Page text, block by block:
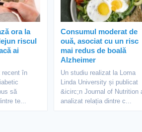
ora la
riscul
ai
recent în
să
te...
Consumul moderat de
ouă, asociat cu un risc
mai redus de boală
Alzheimer
Un studiu realizat la Loma
Linda University și publicat
&icirc;n Journal of Nutrition
analizat relația dintre c...